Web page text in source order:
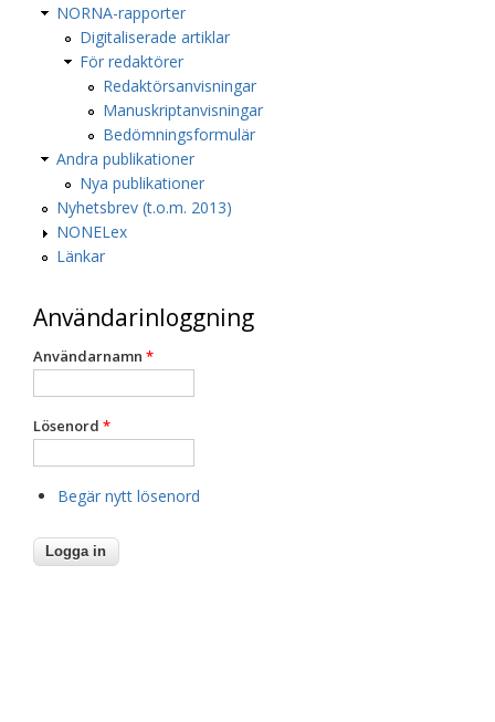
NORNA-rapporter
Digitaliserade artiklar
För redaktörer
Redaktörsanvisningar
Manuskriptanvisningar
Bedömningsformulär
Andra publikationer
Nya publikationer
Nyhetsbrev (t.o.m. 2013)
NONELex
Länkar
Användarinloggning
Användarnamn *
Lösenord *
Begär nytt lösenord